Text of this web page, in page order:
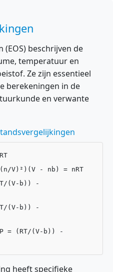
beschrijven de
temperatuur en
Ze zijn essentieel
berekeningen in de
en verwante
V)²)(V - nb) = nRT
(V-b)) -
(V-b)) -
= (RT/(V-b)) -
heeft specifieke